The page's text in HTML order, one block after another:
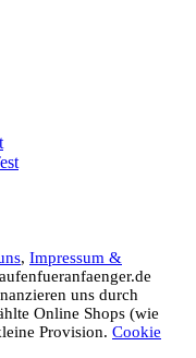
, Impressum &
uns durch
Online Shops (wie
Provision. Cookie